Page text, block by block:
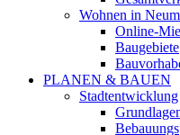
Wohnen in
Online-
Baugebiete
PLANEN & BAUEN
Stadtentwicklung